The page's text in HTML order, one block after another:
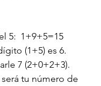
5:  1+9+5=15
(1+5) es 6.
7 (2+0+2+3).
tu número de